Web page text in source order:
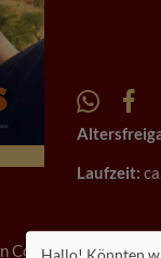
Laufzeit:
Corr, Rachel House,